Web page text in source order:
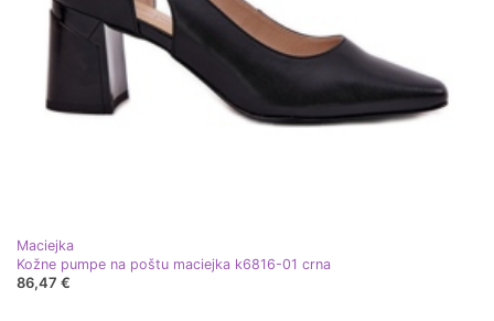
Maciejka
Kožne pumpe na poštu maciejka k6816-01 crna
86,47 €